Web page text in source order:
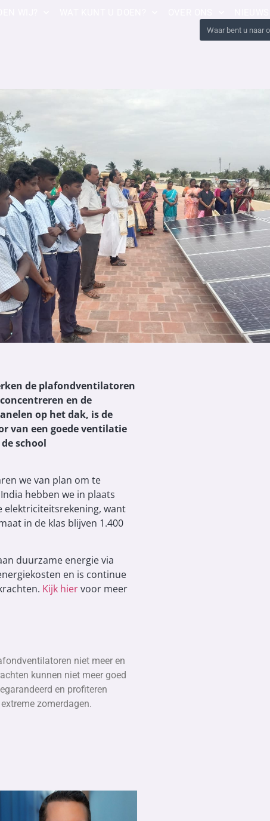
de plafondventilatoren
en de
op het dak, is de
van een goede ventilatie
school
we van plan om te
hebben we in plaats
elektriciteitsrekening, want
in de klas blijven 1.400
duurzame energie via
en is continue
Kijk hiervoor meer
niet meer en
kunnen niet meer goed
en profiteren
zomerdagen.